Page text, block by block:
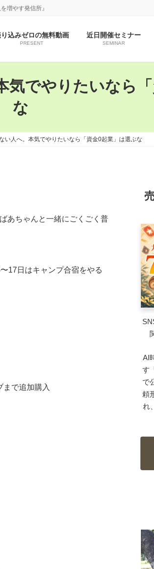
増やす発信所』
込みゼロの無料動画
PRESENT
近日開催セミナー
SEMINAR
でやりたいなら
な
い人へ。本気でやりたいなら「資金0起業」は選ぶな
あちゃんと一緒にごくごく普
17日はキャンプ合宿をやる
で追加購入
AI
す
で
頼
れ